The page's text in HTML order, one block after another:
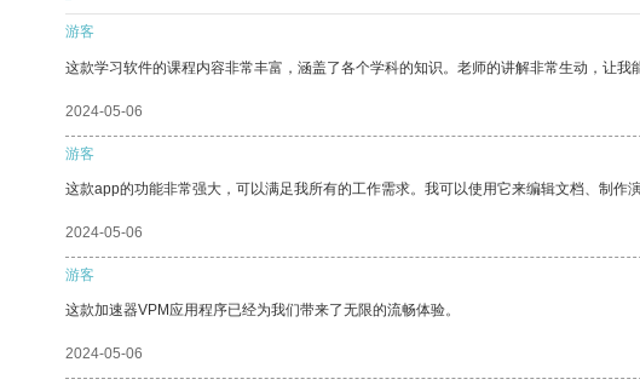
游客
这款学习软件的课程内容非常丰富，涵盖了各个学科的知识。老师的讲解非常生动，让我
2024-05-06
游客
这款app的功能非常强大，可以满足我所有的工作需求。我可以使用它来编辑文档、制作
2024-05-06
游客
这款加速器VPM应用程序已经为我们带来了无限的流畅体验。
2024-05-06